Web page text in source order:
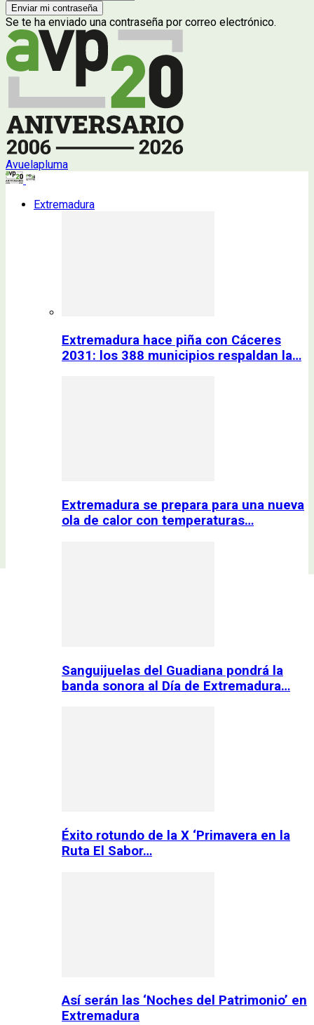
Se te ha enviado una contraseña por correo electrónico.
Avuelapluma
Extremadura
Extremadura hace piña con Cáceres
2031: los 388 municipios respaldan la…
Extremadura se prepara para una nueva
ola de calor con temperaturas…
Sanguijuelas del Guadiana pondrá la
banda sonora al Día de Extremadura…
Éxito rotundo de la X ‘Primavera en la
Ruta El Sabor…
Así serán las ‘Noches del Patrimonio’ en
Extremadura